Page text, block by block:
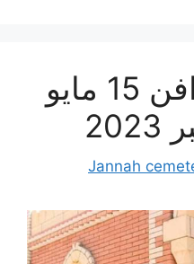
نتائج قرعة مدافن 15 مايو
Jannah